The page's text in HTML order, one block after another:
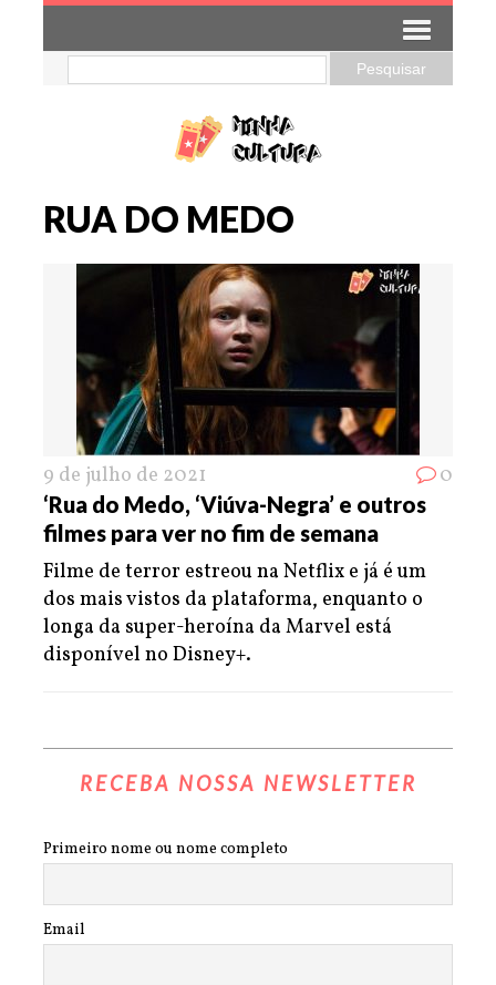
RUA DO MEDO
9 de julho de 2021 0
‘Rua do Medo, ‘Viúva-Negra’ e outros
filmes para ver no fim de semana
Filme de terror estreou na Netflix e já é um
dos mais vistos da plataforma, enquanto o
longa da super-heroína da Marvel está
disponível no Disney+.
RECEBA NOSSA NEWSLETTER
Primeiro nome ou nome completo
Email